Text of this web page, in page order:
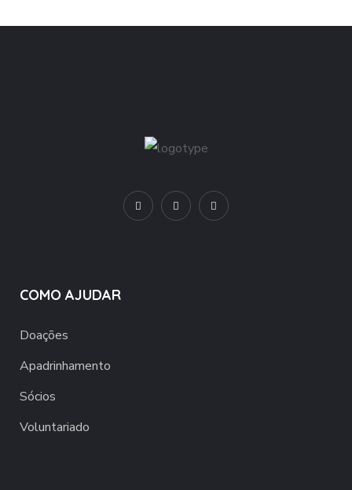
COMO AJUDAR
Doações
Apadrinhamento
Sócios
Voluntariado